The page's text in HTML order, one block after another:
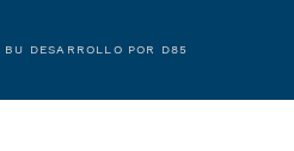
BU DESARROLLO POR D85